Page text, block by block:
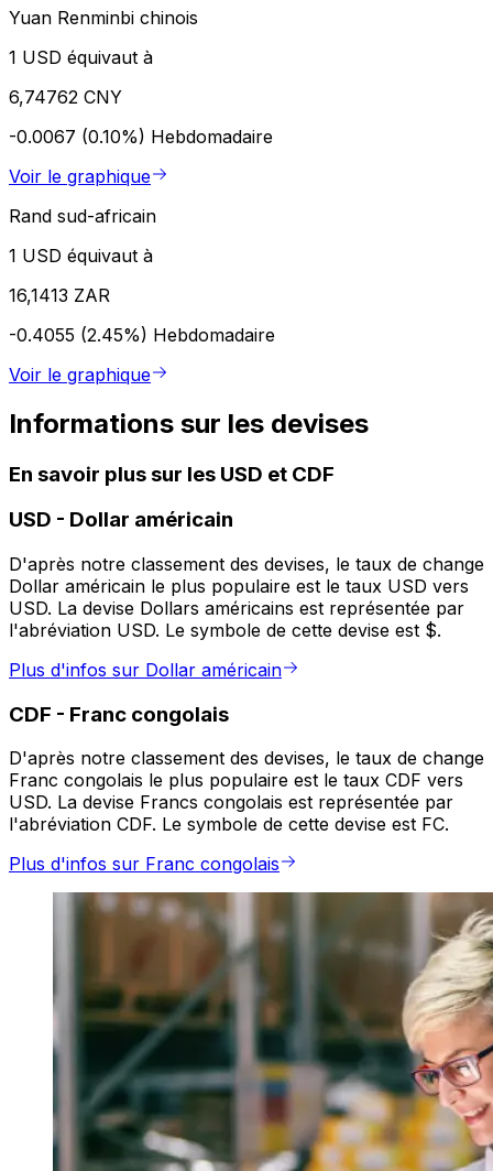
Yuan Renminbi chinois
1 USD équivaut à
6,74762 CNY
-0.0067 (0.10%) Hebdomadaire
Voir le graphique
Rand sud-africain
1 USD équivaut à
16,1413 ZAR
-0.4055 (2.45%) Hebdomadaire
Voir le graphique
Informations sur les devises
En savoir plus sur les USD et CDF
USD - Dollar américain
D'après notre classement des devises, le taux de change
Dollar américain le plus populaire est le taux USD vers
USD. La devise Dollars américains est représentée par
l'abréviation USD. Le symbole de cette devise est $.
Plus d'infos sur Dollar américain
CDF - Franc congolais
D'après notre classement des devises, le taux de change
Franc congolais le plus populaire est le taux CDF vers
USD. La devise Francs congolais est représentée par
l'abréviation CDF. Le symbole de cette devise est FC.
Plus d'infos sur Franc congolais